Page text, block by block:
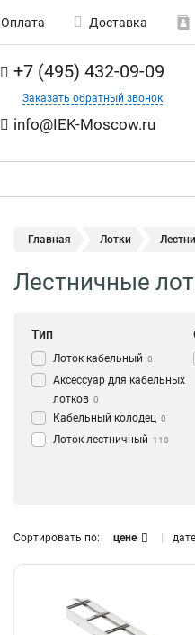
Оплата Доставка
+7 (495) 432-09-09
Заказать обратный звонок
info@IEK-Moscow.ru
Главная Лотки
Лестничные
Тип
Лоток кабельный 0
Аксессуар для кабельных
лотков 0
Кабельный колодец 0
Лоток лестничный 118
Сортировать по: цене